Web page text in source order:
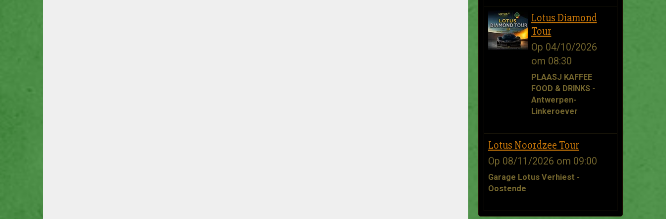
Lotus Diamond
Tour
Op 04/10/2026
om 08:30
PLAASJ KAFFEE
FOOD & DRINKS -
Antwerpen-
Linkeroever
Lotus Noordzee Tour
Op 08/11/2026 om 09:00
Garage Lotus Verhiest -
Oostende